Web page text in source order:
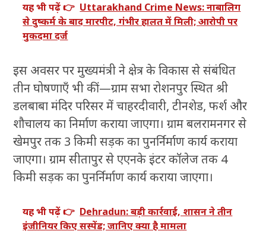
यह भी पढ़ें 👉 Uttarakhand Crime News: नाबालिग
से दुष्कर्म के बाद मारपीट, गंभीर हालत में मिली; आरोपी पर
मुकदमा दर्ज
इस अवसर पर मुख्यमंत्री ने क्षेत्र के विकास से संबंधित
तीन घोषणाएँ भी कीं—ग्राम सभा रोशनपुर स्थित श्री
डलबाबा मंदिर परिसर में चाहरदीवारी, टीनशेड, फर्श और
शौचालय का निर्माण कराया जाएगा। ग्राम बलरामनगर से
खेमपुर तक 3 किमी सड़क का पुनर्निर्माण कार्य कराया
जाएगा। ग्राम सीतापुर से एएनके इंटर कॉलेज तक 4
किमी सड़क का पुनर्निर्माण कार्य कराया जाएगा।
यह भी पढ़ें 👉 Dehradun: बड़ी कार्रवाई, शासन ने तीन
इंजीनियर किए सस्पेंड; जानिए क्या है मामला